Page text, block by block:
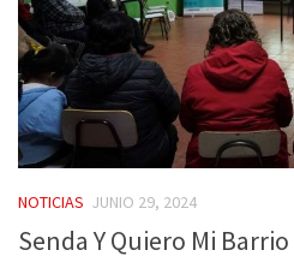
NOTICIAS JUNIO 29, 2024
Senda Y Quiero Mi